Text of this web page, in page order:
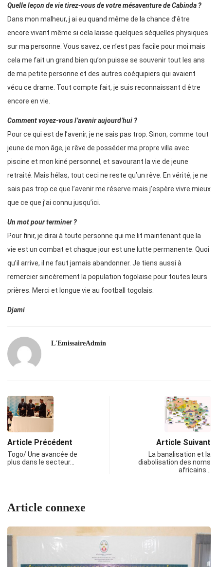
Quelle leçon de vie tirez-vous de votre mésaventure de Cabinda ?
Dans mon malheur, j ai eu quand même de la chance d’être
encore vivant même si cela laisse quelques séquelles physiques
sur ma personne. Vous savez, ce n’est pas facile pour moi mais
cela me fait un grand bien qu’on puisse se souvenir tout les ans
de ma petite personne et des autres coéquipiers qui avaient
vécu ce drame. Tout compte fait, je suis reconnaissant d être
encore en vie.
Comment voyez-vous l’avenir aujourd’hui ?
Pour ce qui est de l’avenir, je ne sais pas trop. Sinon, comme tout
jeune de mon âge, je rêve de posséder ma propre villa avec
piscine et mon kiné personnel, et savourant la vie de jeune
retraité. Mais hélas, tout ceci ne reste qu’un rêve. En vérité, je ne
sais pas trop ce que l’avenir me réserve mais j’espère vivre mieux
que ce que j’ai connu jusqu’ici.
Un mot pour terminer ?
Pour finir, je dirai à toute personne qui me lit maintenant que la
vie est un combat et chaque jour est une lutte permanente. Quoi
qu’il arrive, il ne faut jamais abandonner. Je tiens aussi à
remercier sincèrement la population togolaise pour toutes leurs
prières. Merci et longue vie au football togolais.
Djami
L'EmissaireAdmin
Article Précédent
Togo/ Une avancée de
plus dans le secteur…
Article Suivant
La banalisation et la
diabolisation des noms
africains…
Article connexe